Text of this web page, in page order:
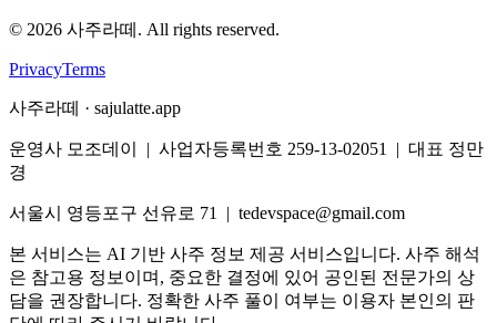
© 2026 사주라떼. All rights reserved.
PrivacyTerms
사주라떼 · sajulatte.app
운영사 모조데이 | 사업자등록번호 259-13-02051 | 대표 정만
경
서울시 영등포구 선유로 71 | tedevspace@gmail.com
본 서비스는 AI 기반 사주 정보 제공 서비스입니다. 사주 해석
은 참고용 정보이며, 중요한 결정에 있어 공인된 전문가의 상
담을 권장합니다. 정확한 사주 풀이 여부는 이용자 본인의 판